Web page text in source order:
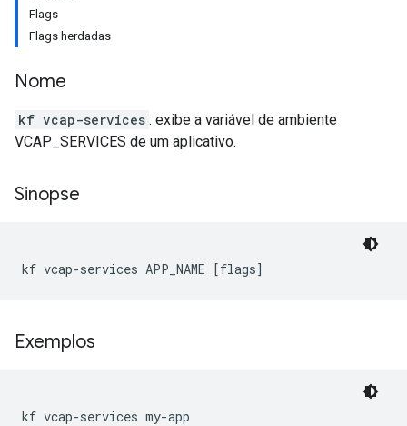
Flags
Flags herdadas
Nome
kf vcap-services : exibe a variável de ambiente
VCAP_SERVICES de um aplicativo.
Sinopse
kf vcap-services APP_NAME [flags]
Exemplos
kf vcap-services my-app